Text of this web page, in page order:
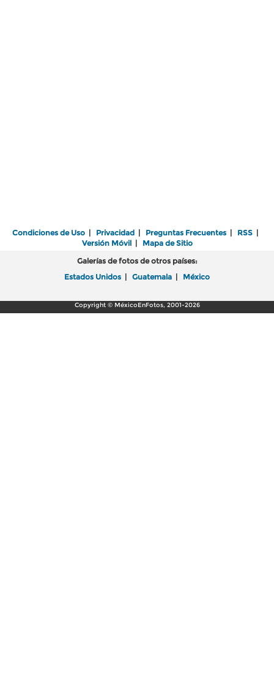
Condiciones de Uso | Privacidad | Preguntas Frecuentes | RSS |
Versión Móvil| Mapa de Sitio
Galerías de fotos de otros países:
Estados Unidos | Guatemala | México
Copyright © MéxicoEnFotos, 2001-2026